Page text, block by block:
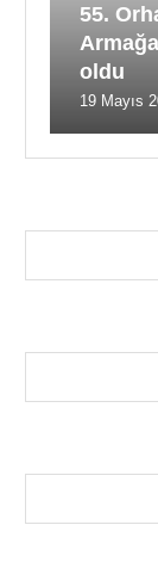
55.
oldu
19 Mayıs